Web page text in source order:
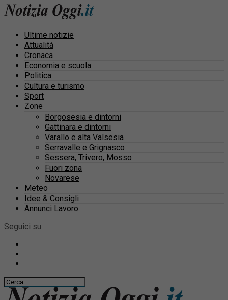
Ultime notizie
Attualità
Cronaca
Economia e scuola
Politica
Cultura e turismo
Sport
Zone
Borgosesia e dintorni
Gattinara e dintorni
Varallo e alta Valsesia
Serravalle e Grignasco
Sessera, Trivero, Mosso
Fuori zona
Novarese
Meteo
Idee & Consigli
Annunci Lavoro
Seguici su